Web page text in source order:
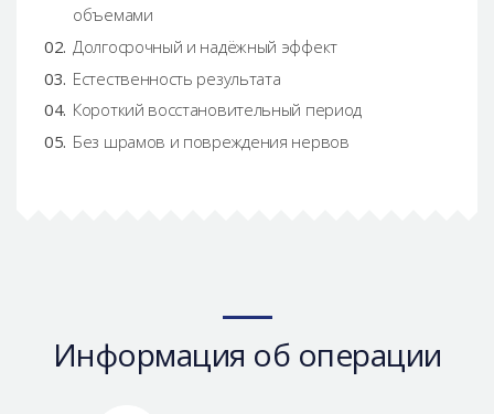
объемами
Долгосрочный и надёжный эффект
Естественность результата
Короткий восстановительный период
Без шрамов и повреждения нервов
Информация об операции